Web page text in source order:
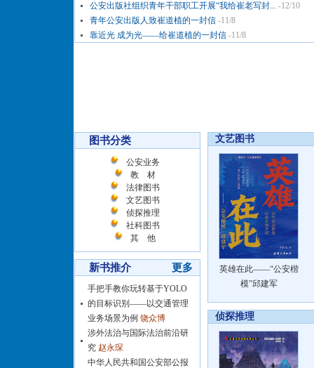
公安出版社组织青年干部职工开展“我给崔老写封... -12/10
青年公安出版人致崔道植的一封信 -11/8
靠近光 成为光——给崔道植的一封信 -11/8
图书分类
公安业务
教 材
法律图书
文艺图书
侦探推理
社科图书
其 他
新书推介 更多
手把手教你玩转基于YOLO
的目标识别——以交通管理
业务场景为例 饶众博
涉外法治与国际法治前沿研
究 赵永琛
中华人民共和国公安部公报
文艺图书
英雄在此——“公安楷
模”邱建军
侦探推理